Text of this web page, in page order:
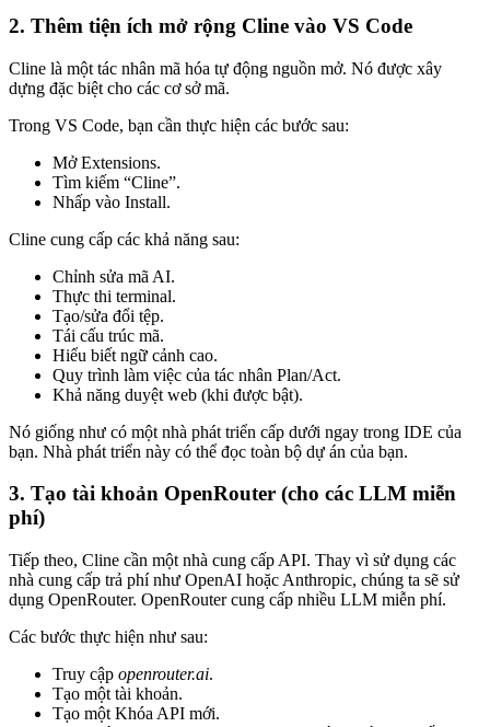
2. Thêm tiện ích mở rộng Cline vào VS Code
Cline là một tác nhân mã hóa tự động nguồn mở. Nó được xây
dựng đặc biệt cho các cơ sở mã.
Trong VS Code, bạn cần thực hiện các bước sau:
Mở Extensions.
Tìm kiếm “Cline”.
Nhấp vào Install.
Cline cung cấp các khả năng sau:
Chỉnh sửa mã AI.
Thực thi terminal.
Tạo/sửa đổi tệp.
Tái cấu trúc mã.
Hiểu biết ngữ cảnh cao.
Quy trình làm việc của tác nhân Plan/Act.
Khả năng duyệt web (khi được bật).
Nó giống như có một nhà phát triển cấp dưới ngay trong IDE của
bạn. Nhà phát triển này có thể đọc toàn bộ dự án của bạn.
3. Tạo tài khoản OpenRouter (cho các LLM miễn
phí)
Tiếp theo, Cline cần một nhà cung cấp API. Thay vì sử dụng các
nhà cung cấp trả phí như OpenAI hoặc Anthropic, chúng ta sẽ sử
dụng OpenRouter. OpenRouter cung cấp nhiều LLM miễn phí.
Các bước thực hiện như sau:
Truy cập openrouter.ai.
Tạo một tài khoản.
Tạo một Khóa API mới.